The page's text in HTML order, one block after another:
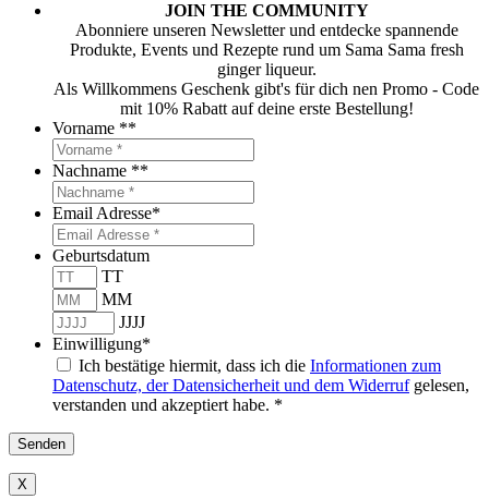
JOIN THE COMMUNITY
Abonniere unseren Newsletter und entdecke spannende
Produkte, Events und Rezepte rund um Sama Sama fresh
ginger liqueur.
Als Willkommens Geschenk gibt's für dich nen Promo - Code
mit 10% Rabatt auf deine erste Bestellung!
Vorname **
Nachname **
Email Adresse*
Geburtsdatum
TT
MM
JJJJ
Einwilligung*
Ich bestätige hiermit, dass ich die Informationen zum
Datenschutz, der Datensicherheit und dem Widerrufgelesen,
verstanden und akzeptiert habe. *
X